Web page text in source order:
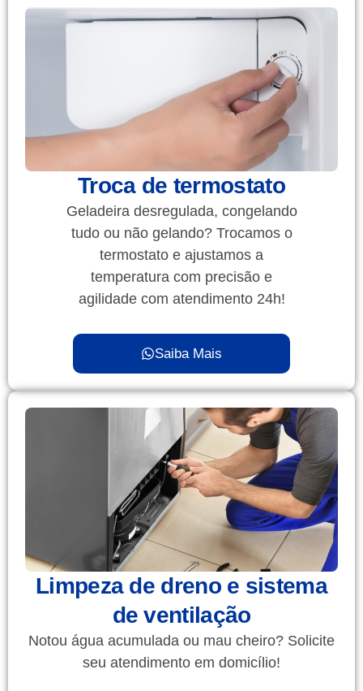
Troca de termostato
Geladeira desregulada, congelando
tudo ou não gelando? Trocamos o
termostato e ajustamos a
temperatura com precisão e
agilidade com atendimento 24h!
Saiba Mais
Limpeza de dreno e sistema
de ventilação
Notou água acumulada ou mau cheiro? Solicite
seu atendimento em domicílio!